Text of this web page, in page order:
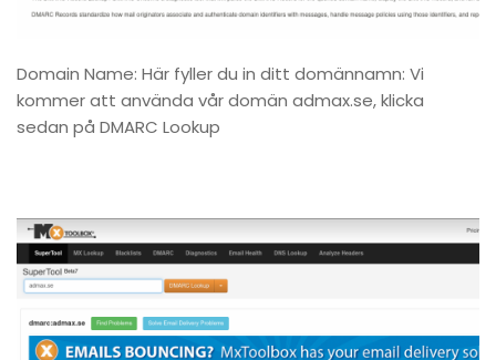
Domain Name: Här fyller du in ditt domännamn: Vi
kommer att använda vår domän admax.se, klicka
sedan på DMARC Lookup